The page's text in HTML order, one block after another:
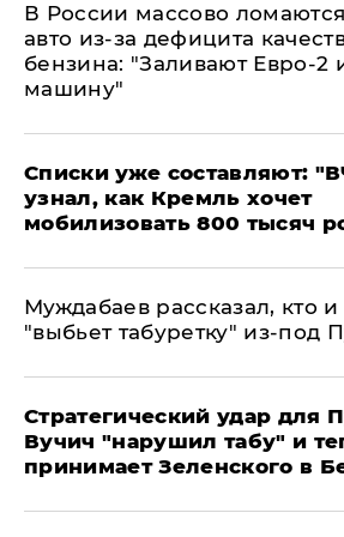
В России массово
авто из-за дефицита
бензина: "Заливают Евро-2
машину"
Списки уже составляют:
узнал, как Кремль хочет
мобилизовать 800 тысяч
Муждабаев рассказал, кто и
"выбьет табуретку" из-под
Стратегический удар для
Вучич "нарушил табу" и
принимает Зеленского в